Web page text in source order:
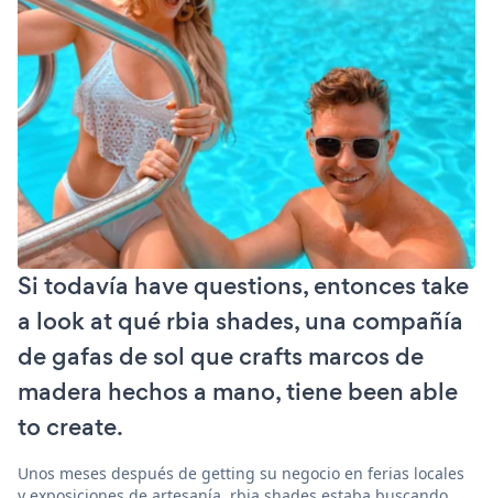
Si todavía have questions, entonces take
a look at qué rbia shades, una compañía
de gafas de sol que crafts marcos de
madera hechos a mano, tiene been able
to create.
Unos meses después de getting su negocio en ferias locales